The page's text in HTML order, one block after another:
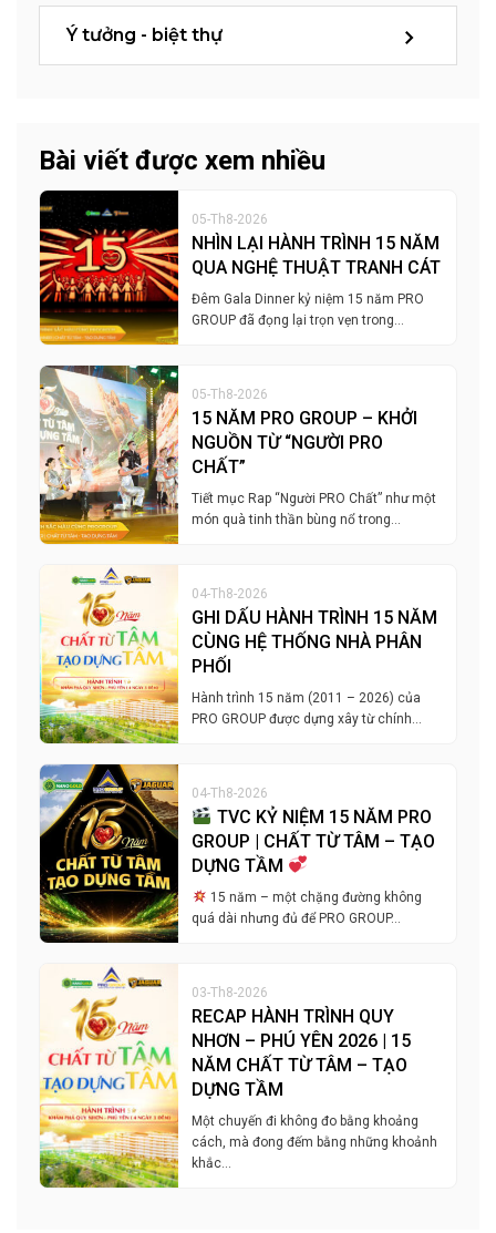
Ý tưởng - biệt thự
Bài viết được xem nhiều
05-Th8-2026
NHÌN LẠI HÀNH TRÌNH 15 NĂM
QUA NGHỆ THUẬT TRANH CÁT
Đêm Gala Dinner kỷ niệm 15 năm PRO
GROUP đã đọng lại trọn vẹn trong…
05-Th8-2026
15 NĂM PRO GROUP – KHỞI
NGUỒN TỪ “NGƯỜI PRO
CHẤT”
Tiết mục Rap “Người PRO Chất” như một
món quà tinh thần bùng nổ trong…
04-Th8-2026
GHI DẤU HÀNH TRÌNH 15 NĂM
CÙNG HỆ THỐNG NHÀ PHÂN
PHỐI
Hành trình 15 năm (2011 – 2026) của
PRO GROUP được dựng xây từ chính…
04-Th8-2026
TVC KỶ NIỆM 15 NĂM PRO
GROUP | CHẤT TỪ TÂM – TẠO
DỰNG TẦM
15 năm – một chặng đường không
quá dài nhưng đủ để PRO GROUP…
03-Th8-2026
RECAP HÀNH TRÌNH QUY
NHƠN – PHÚ YÊN 2026 | 15
NĂM CHẤT TỪ TÂM – TẠO
DỰNG TẦM
Một chuyến đi không đo bằng khoảng
cách, mà đong đếm bằng những khoảnh
khắc…